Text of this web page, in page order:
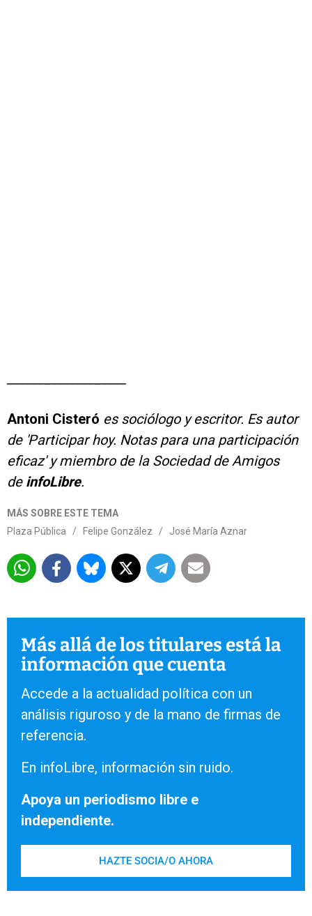
Antoni Cisteró es sociólogo y escritor. Es autor
de 'Participar hoy. Notas para una participación
eficaz' y miembro de la Sociedad de Amigos
de infoLibre.
MÁS SOBRE ESTE TEMA
Plaza Pública
/ Felipe González / José María Aznar
Más allá de los titulares está la
información que cuenta
Accede a la actualidad política con un
análisis riguroso y de la mano de firmas de
referencia.
En infoLibre, información sin ruido.
Apoya un periodismo libre e
independiente.
HAZTE SOCIA/O AHORA